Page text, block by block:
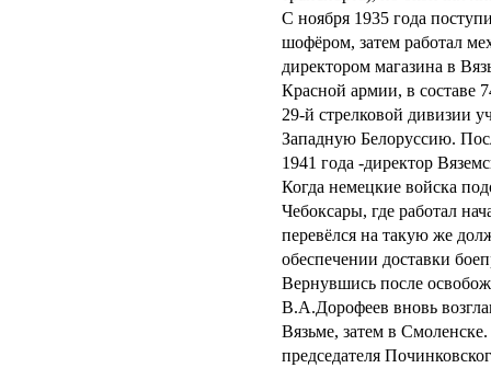
С ноября 1935 года
шофёром, затем работал
директором магазина в
Красной армии, в составе
29-й стрелковой дивизии
Западную Белоруссию.
1941 года -директор
Когда немецкие войска
Чебоксары, где работал
перевёлся на такую же
обеспечении доставки
Вернувшись после
В.А.Дорофеев вновь
Вязьме, затем в
председателя